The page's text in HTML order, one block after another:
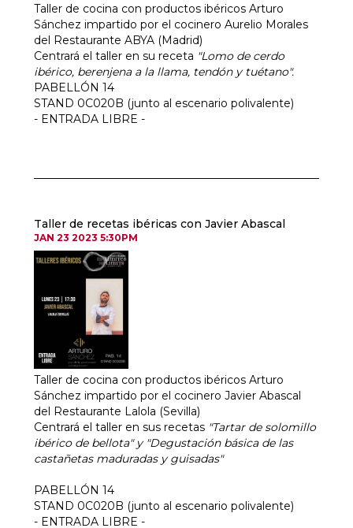
Taller de cocina con productos ibéricos Arturo
Sánchez impartido por el cocinero Aurelio Morales
del Restaurante ABYA (Madrid)
Centrará el taller en su receta "Lomo de cerdo
ibérico, berenjena a la llama, tendón y tuétano".
PABELLÓN 14
STAND 0C020B (junto al escenario polivalente)
- ENTRADA LIBRE -
Taller de recetas ibéricas con Javier Abascal
JAN 23 2023 5:30PM
Taller de cocina con productos ibéricos Arturo
Sánchez impartido por el cocinero Javier Abascal
del Restaurante Lalola (Sevilla)
Centrará el taller en sus recetas "Tartar de solomillo
ibérico de bellota" y "Degustación básica de las
castañetas maduradas y guisadas"
PABELLÓN 14
STAND 0C020B (junto al escenario polivalente)
- ENTRADA LIBRE -